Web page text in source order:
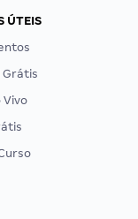
ÚTEIS
Grátis
Vivo